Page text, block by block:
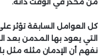
كل العوامل السابقة تؤثر
التي يعود بها المدمن بعد
نفهم أن الإدمان مثله مثل